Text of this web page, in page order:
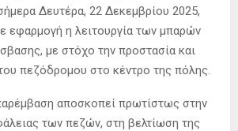
Δευτέρα, 22 Δεκεμβρίου 2025,
εφαρμογή η λειτουργία των μπαρών
με στόχο την προστασία και
πεζόδρομου στο κέντρο της πόλης.
αποσκοπεί πρωτίστως στην
των πεζών, στη βελτίωση της